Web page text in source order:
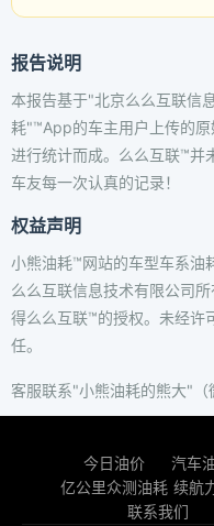
报告说明
本报告基于"北京么么互联信
耗"™App的车主用户上传的
进行统计而成。么么互联™并
车友每一次认真的记录！
权益声明
小熊油耗™网站的车型车系油
么么互联信息技术有限公司
得么么互联™的授权。未经许
任。
客服联系"小熊油耗的熊大"（
今日油价 汽车
亿公里众测油耗 续航
联系我们